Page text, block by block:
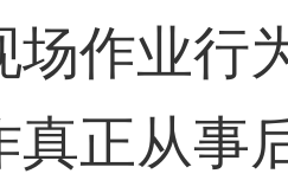
场作业行
真正从事